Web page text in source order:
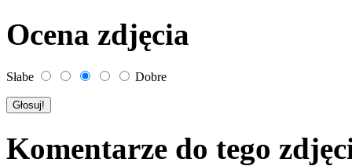
Ocena zdjęcia
Słabe Dobre
Komentarze do tego